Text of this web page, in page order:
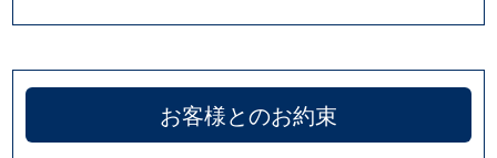
お客様とのお約束